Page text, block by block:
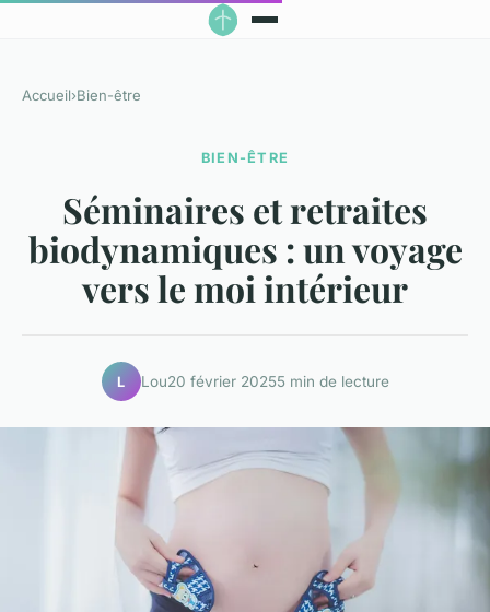
Accueil›Bien-être
BIEN-ÊTRE
Séminaires et retraites
biodynamiques : un voyage
vers le moi intérieur
L Lou20 février 20255 min de lecture